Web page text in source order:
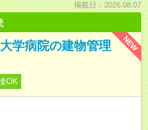
掲載日：2026.08.07
NEW
学病院の建物管理
OK